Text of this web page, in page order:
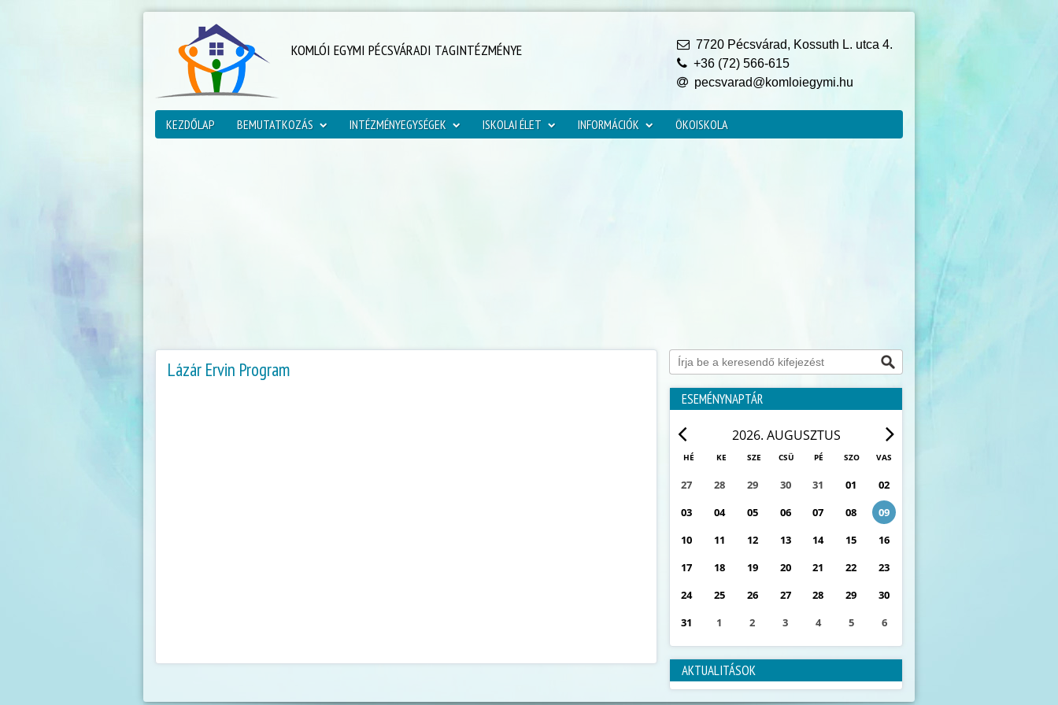
KOMLÓI EGYMI PÉCSVÁRADI TAGINTÉZMÉNYE
7720 Pécsvárad, Kossuth L. utca 4.
+36 (72) 566-615
pecsvarad@komloiegymi.hu
KEZDŐLAP BEMUTATKOZÁS INTÉZMÉNYEGYSÉGEK ISKOLAI ÉLET INFORMÁCIÓK ÖKOISKOLA
Lázár Ervin Program
ESEMÉNYNAPTÁR
2026. AUGUSZTUS
HÉ KE SZE CSÜ PÉ SZO VAS
27 28 29 30 31 01
02
03
04 05 06 07 08
09
10
11 12 13 14 15
16
17
18 19 20 21 22
23
24
25 26 27 28 29
30
31
1 2 3 4 5 6
0ESEMÉNY
AKTUALITÁSOK